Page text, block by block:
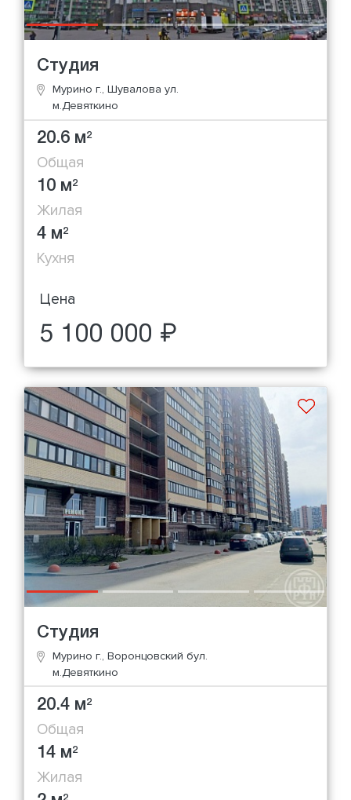
Студия
Мурино г., Шувалова ул.
м.Девяткино
20.6 м2
Общая
10 м2
Жилая
4 м2
Кухня
Цена
5 100 000 ₽
Студия
Мурино г., Воронцовский бул.
м.Девяткино
20.4 м2
Общая
14 м2
Жилая
2